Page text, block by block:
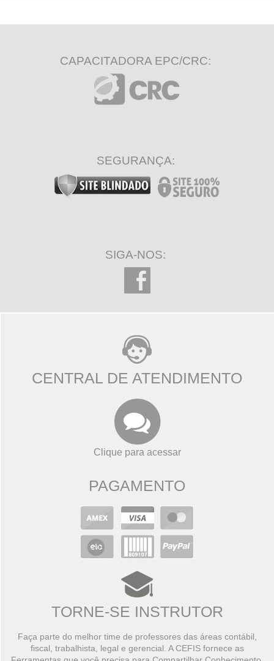
CAPACITADORA EPC/CRC:
SEGURANÇA:
SIGA-NOS:
CENTRAL DE ATENDIMENTO
Clique para acessar
PAGAMENTO
TORNE-SE INSTRUTOR
Faça parte do melhor time de professores das áreas contábil,
fiscal, trabalhista, legal e gerencial. A CEFIS fornece as